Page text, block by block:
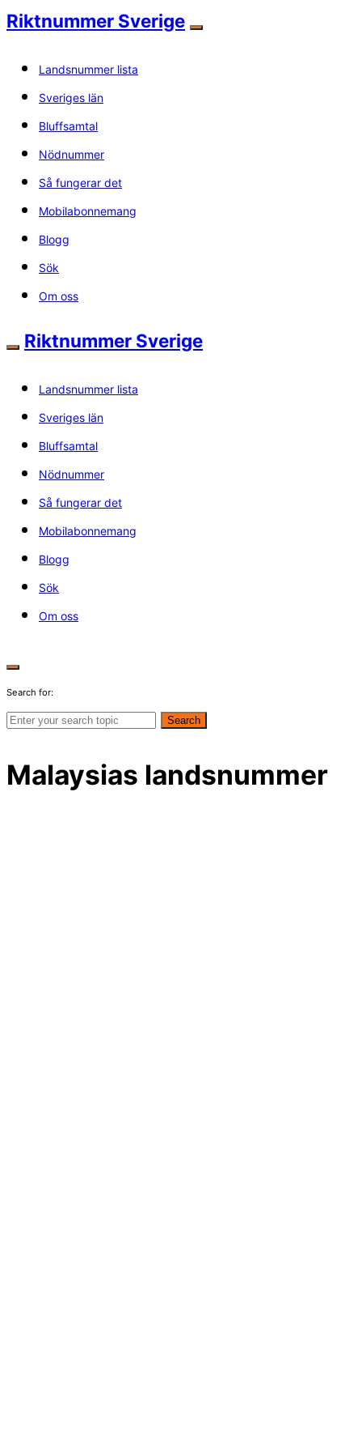
Riktnummer Sverige
Landsnummer lista
Sveriges län
Bluffsamtal
Nödnummer
Så fungerar det
Mobilabonnemang
Blogg
Sök
Om oss
Riktnummer Sverige
Landsnummer lista
Sveriges län
Bluffsamtal
Nödnummer
Så fungerar det
Mobilabonnemang
Blogg
Sök
Om oss
Search for:
Search
Malaysias landsnummer